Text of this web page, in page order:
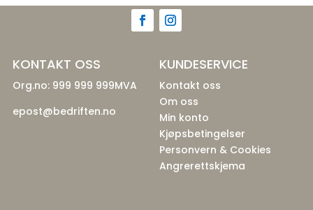
KONTAKT OSS
Org.no: 999 999 999MVA
epost@bedriften.no
KUNDESERVICE
Kontakt oss
Om oss
Min konto
Kjøpsbetingelser
Personvern & Cookies
Angrerettskjema